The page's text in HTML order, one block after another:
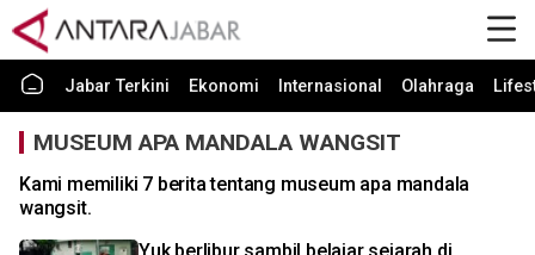
Jabar Terkini Ekonomi Internasional Olahraga
MUSEUM APA MANDALA WANGSIT
Kami memiliki 7 berita tentang museum apa mandala
wangsit.